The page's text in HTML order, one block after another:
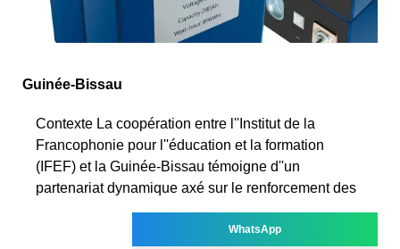
Guinée-Bissau
Contexte La coopération entre l''Institut de la
Francophonie pour l''éducation et la formation
(IFEF) et la Guinée-Bissau témoigne d''un
partenariat dynamique axé sur le renforcement des
WhatsApp